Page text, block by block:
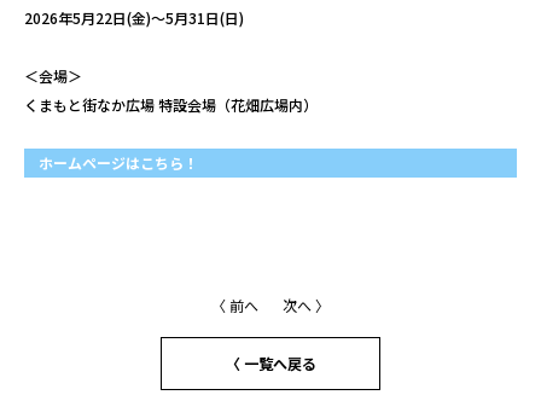
2026年5月22日(金)～5月31日(日)
＜会場＞
くまもと街なか広場 特設会場（花畑広場内）
ホームページはこちら！
〈 前へ 次へ 〉
〈 一覧へ戻る